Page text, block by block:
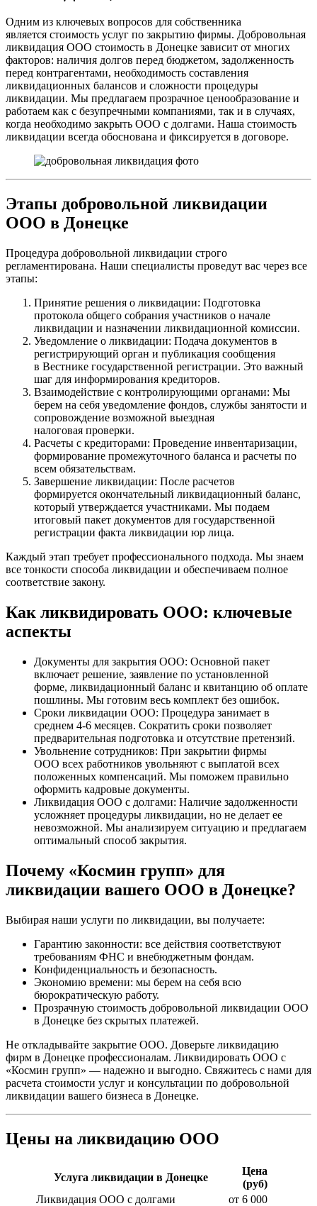
Одним из ключевых вопросов для собственника
является стоимость услуг по закрытию фирмы. Добровольная
ликвидация ООО стоимость в Донецке зависит от многих
факторов: наличия долгов перед бюджетом, задолженность
перед контрагентами, необходимость составления
ликвидационных балансов и сложности процедуры
ликвидации. Мы предлагаем прозрачное ценообразование и
работаем как с безупречными компаниями, так и в случаях,
когда необходимо закрыть ООО с долгами. Наша стоимость
ликвидации всегда обоснована и фиксируется в договоре.
Этапы добровольной ликвидации
ООО в Донецке
Процедура добровольной ликвидации строго
регламентирована. Наши специалисты проведут вас через все
этапы:
Принятие решения о ликвидации: Подготовка
протокола общего собрания участников о начале
ликвидации и назначении ликвидационной комиссии.
Уведомление о ликвидации: Подача документов в
регистрирующий орган и публикация сообщения
в Вестнике государственной регистрации. Это важный
шаг для информирования кредиторов.
Взаимодействие с контролирующими органами: Мы
берем на себя уведомление фондов, службы занятости и
сопровождение возможной выездная
налоговая проверки.
Расчеты с кредиторами: Проведение инвентаризации,
формирование промежуточного баланса и расчеты по
всем обязательствам.
Завершение ликвидации: После расчетов
формируется окончательный ликвидационный баланс,
который утверждается участниками. Мы подаем
итоговый пакет документов для государственной
регистрации факта ликвидации юр лица.
Каждый этап требует профессионального подхода. Мы знаем
все тонкости способа ликвидации и обеспечиваем полное
соответствие закону.
Как ликвидировать ООО: ключевые
аспекты
Документы для закрытия ООО: Основной пакет
включает решение, заявление по установленной
форме, ликвидационный баланс и квитанцию об оплате
пошлины. Мы готовим весь комплект без ошибок.
Сроки ликвидации ООО: Процедура занимает в
среднем 4-6 месяцев. Сократить сроки позволяет
предварительная подготовка и отсутствие претензий.
Увольнение сотрудников: При закрытии фирмы
ООО всех работников увольняют с выплатой всех
положенных компенсаций. Мы поможем правильно
оформить кадровые документы.
Ликвидация ООО с долгами: Наличие задолженности
усложняет процедуры ликвидации, но не делает ее
невозможной. Мы анализируем ситуацию и предлагаем
оптимальный способ закрытия.
Почему «Космин групп» для
ликвидации вашего ООО в Донецке?
Выбирая наши услуги по ликвидации, вы получаете:
Гарантию законности: все действия соответствуют
требованиям ФНС и внебюджетным фондам.
Конфиденциальность и безопасность.
Экономию времени: мы берем на себя всю
бюрократическую работу.
Прозрачную стоимость добровольной ликвидации ООО
в Донецке без скрытых платежей.
Не откладывайте закрытие ООО. Доверьте ликвидацию
фирм в Донецке профессионалам. Ликвидировать ООО с
«Космин групп» — надежно и выгодно. Свяжитесь с нами для
расчета стоимости услуг и консультации по добровольной
ликвидации вашего бизнеса в Донецке.
Цены на ликвидацию ООО
Услуга ликвидации в Донецке
Цена
(руб)
Ликвидация ООО с долгами
от 6 000